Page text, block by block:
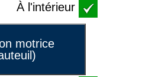
À l'intérieur
motrice